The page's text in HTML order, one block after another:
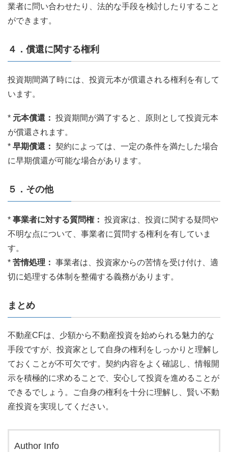
業者に問い合わせたり、法的な手段を検討したりすること
ができます。
４．償還に関する権利
投資期間満了時には、投資元本が償還される権利を有して
います。
* 元本償還： 投資期間が満了すると、原則として投資元本
が償還されます。
* 早期償還： 契約によっては、一定の条件を満たした場合
に早期償還が可能な場合があります。
５．その他
* 事業者に対する質問権： 投資家は、投資に関する疑問や
不明な点について、事業者に質問する権利を有していま
す。
* 苦情処理： 事業者は、投資家からの苦情を受け付け、適
切に処理する体制を整備する義務があります。
まとめ
不動産CFは、少額から不動産投資を始められる魅力的な
手段ですが、投資家として自身の権利をしっかりと理解し
ておくことが不可欠です。契約内容をよく確認し、情報開
示を積極的に求めることで、安心して投資を進めることが
できるでしょう。ご自身の権利を十分に理解し、賢い不動
産投資を実現してください。
Author Info